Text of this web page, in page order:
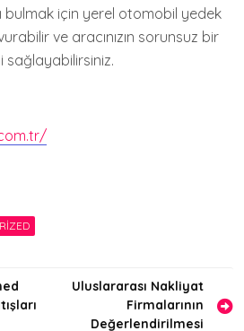
bulmak için yerel otomobil yedek
ve aracınızın sorunsuz bir
sağlayabilirsiniz.
Uluslararası Nakliyat
Firmalarının
Değerlendirilmesi